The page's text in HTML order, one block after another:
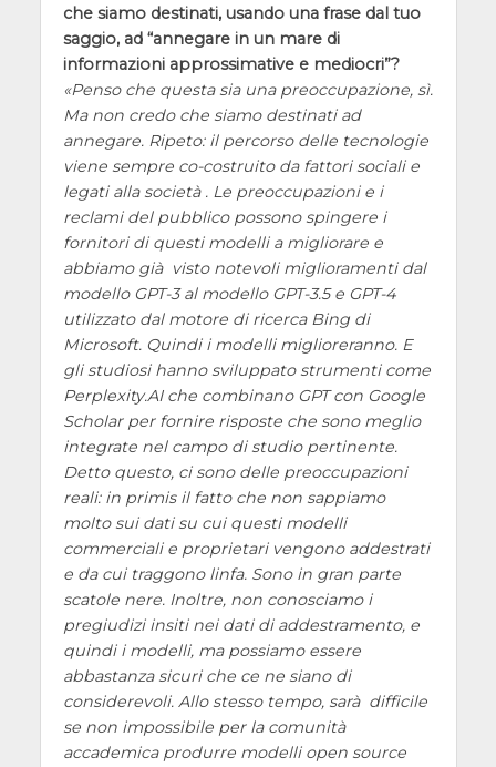
che siamo destinati, usando una frase dal tuo
saggio, ad “annegare in un mare di
informazioni approssimative e mediocri”?
Penso che questa sia una preoccupazione, sì.
Ma non credo che siamo destinati ad
annegare. Ripeto: il percorso delle tecnologie
viene sempre co-costruito da fattori sociali e
legati alla società . Le preoccupazioni e i
reclami del pubblico possono spingere i
fornitori di questi modelli a migliorare e
abbiamo già visto notevoli miglioramenti dal
modello GPT-3 al modello GPT-3.5 e GPT-4
utilizzato dal motore di ricerca Bing di
Microsoft. Quindi i modelli miglioreranno. E
gli studiosi hanno sviluppato strumenti come
Perplexity.AI che combinano GPT con Google
Scholar per fornire risposte che sono meglio
integrate nel campo di studio pertinente.
Detto questo, ci sono delle preoccupazioni
reali: in primis il fatto che non sappiamo
molto sui dati su cui questi modelli
commerciali e proprietari vengono addestrati
e da cui traggono linfa. Sono in gran parte
scatole nere. Inoltre, non conosciamo i
pregiudizi insiti nei dati di addestramento, e
quindi i modelli, ma possiamo essere
abbastanza sicuri che ce ne siano di
considerevoli. Allo stesso tempo, sarà difficile
se non impossibile per la comunità
accademica produrre modelli open source